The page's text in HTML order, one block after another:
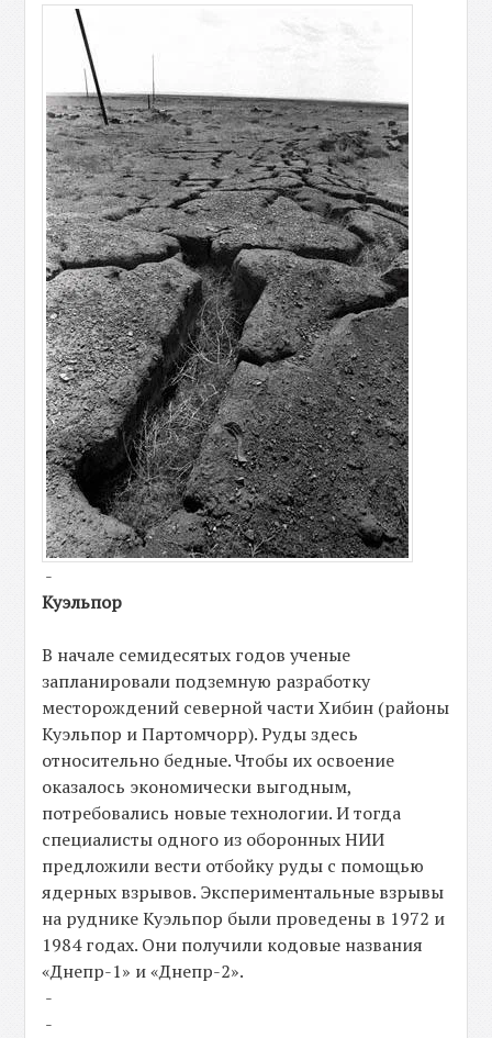
-
Куэльпор
В начале семидесятых годов ученые
запланировали подземную разработку
месторождений северной части Хибин (районы
Куэльпор и Партомчорр). Руды здесь
относительно бедные. Чтобы их освоение
оказалось экономически выгодным,
потребовались новые технологии. И тогда
специалисты одного из оборонных НИИ
предложили вести отбойку руды с помощью
ядерных взрывов. Экспериментальные взрывы
на руднике Куэльпор были проведены в 1972 и
1984 годах. Они получили кодовые названия
«Днепр-1» и «Днепр-2».
-
-